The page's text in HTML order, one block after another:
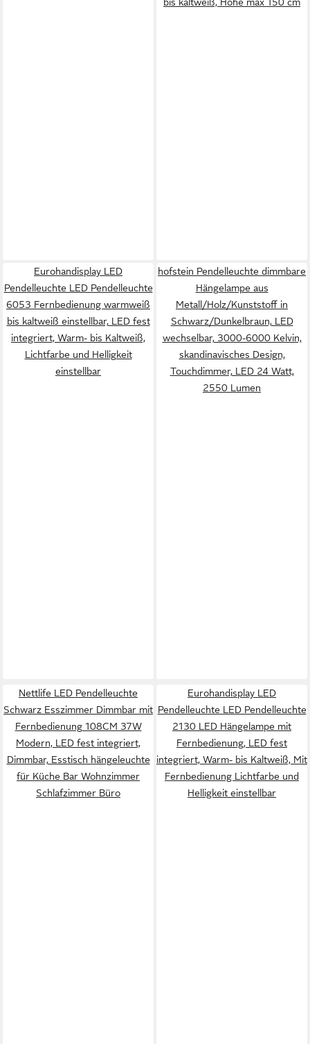
Eurohandisplay LED
Pendelleuchte LED Pendelleuchte
6053 Fernbedienung warmweiß
bis kaltweiß einstellbar, LED fest
integriert, Warm- bis Kaltweiß,
Lichtfarbe und Helligkeit
einstellbar
hofstein Pendelleuchte dimmbare
Hängelampe aus
Metall/Holz/Kunststoff in
Schwarz/Dunkelbraun, LED
wechselbar, 3000-6000 Kelvin,
skandinavisches Design,
Touchdimmer, LED 24 Watt,
2550 Lumen
Nettlife LED Pendelleuchte
Schwarz Esszimmer Dimmbar mit
Fernbedienung 108CM 37W
Modern, LED fest integriert,
Dimmbar, Esstisch hängeleuchte
für Küche Bar Wohnzimmer
Schlafzimmer Büro
Eurohandisplay LED
Pendelleuchte LED Pendelleuchte
2130 LED Hängelampe mit
Fernbedienung, LED fest
integriert, Warm- bis Kaltweiß, Mit
Fernbedienung Lichtfarbe und
Helligkeit einstellbar